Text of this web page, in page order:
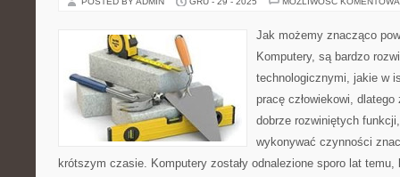
Jak możemy znacząco
Komputery, są bardzo
technologicznymi, jakie w
pracę człowiekowi,
dobrze rozwiniętych
wykonywać czynności
krótszym czasie. Komputery zostały odnalezione sporo lat temu,